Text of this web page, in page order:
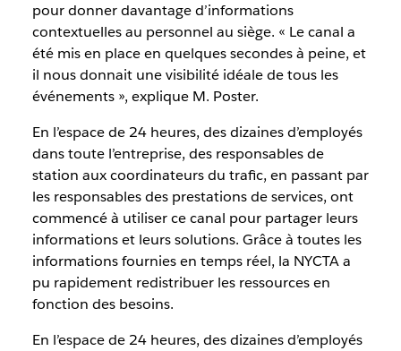
pour donner davantage d’informations
contextuelles au personnel au siège. « Le canal a
été mis en place en quelques secondes à peine, et
il nous donnait une visibilité idéale de tous les
événements », explique M. Poster.
En l’espace de 24 heures, des dizaines d’employés
dans toute l’entreprise, des responsables de
station aux coordinateurs du trafic, en passant par
les responsables des prestations de services, ont
commencé à utiliser ce canal pour partager leurs
informations et leurs solutions. Grâce à toutes les
informations fournies en temps réel, la NYCTA a
pu rapidement redistribuer les ressources en
fonction des besoins.
En l’espace de 24 heures, des dizaines d’employés